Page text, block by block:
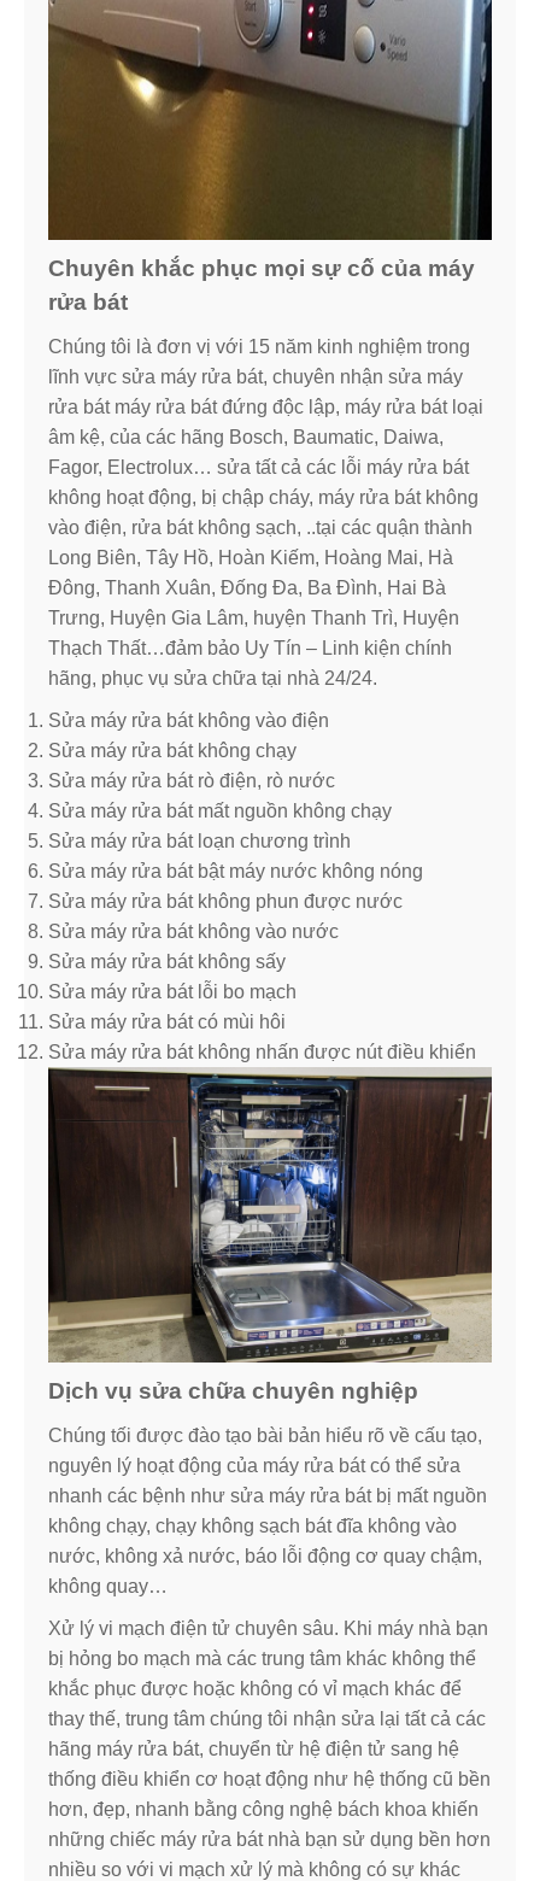
Chuyên khắc phục mọi sự cố của máy
rửa bát
Chúng tôi là đơn vị với 15 năm kinh nghiệm trong
lĩnh vực sửa máy rửa bát, chuyên nhận sửa máy
rửa bát máy rửa bát đứng độc lập, máy rửa bát loại
âm kệ, của các hãng Bosch, Baumatic, Daiwa,
Fagor, Electrolux… sửa tất cả các lỗi máy rửa bát
không hoạt động, bị chập cháy, máy rửa bát không
vào điện, rửa bát không sạch, ..tại các quận thành
Long Biên, Tây Hồ, Hoàn Kiếm, Hoàng Mai, Hà
Đông, Thanh Xuân, Đống Đa, Ba Đình, Hai Bà
Trưng, Huyện Gia Lâm, huyện Thanh Trì, Huyện
Thạch Thất…đảm bảo Uy Tín – Linh kiện chính
hãng, phục vụ sửa chữa tại nhà 24/24.
Sửa máy rửa bát không vào điện
Sửa máy rửa bát không chạy
Sửa máy rửa bát rò điện, rò nước
Sửa máy rửa bát mất nguồn không chạy
Sửa máy rửa bát loạn chương trình
Sửa máy rửa bát bật máy nước không nóng
Sửa máy rửa bát không phun được nước
Sửa máy rửa bát không vào nước
Sửa máy rửa bát không sấy
Sửa máy rửa bát lỗi bo mạch
Sửa máy rửa bát có mùi hôi
Sửa máy rửa bát không nhấn được nút điều khiển
Dịch vụ sửa chữa chuyên nghiệp
Chúng tối được đào tạo bài bản hiểu rõ về cấu tạo,
nguyên lý hoạt động của máy rửa bát có thể sửa
nhanh các bệnh như sửa máy rửa bát bị mất nguồn
không chạy, chạy không sạch bát đĩa không vào
nước, không xả nước, báo lỗi động cơ quay chậm,
không quay…
Xử lý vi mạch điện tử chuyên sâu. Khi máy nhà bạn
bị hỏng bo mạch mà các trung tâm khác không thể
khắc phục được hoặc không có vỉ mạch khác để
thay thế, trung tâm chúng tôi nhận sửa lại tất cả các
hãng máy rửa bát, chuyển từ hệ điện tử sang hệ
thống điều khiển cơ hoạt động như hệ thống cũ bền
hơn, đẹp, nhanh bằng công nghệ bách khoa khiến
những chiếc máy rửa bát nhà bạn sử dụng bền hơn
nhiều so với vi mạch xử lý mà không có sự khác